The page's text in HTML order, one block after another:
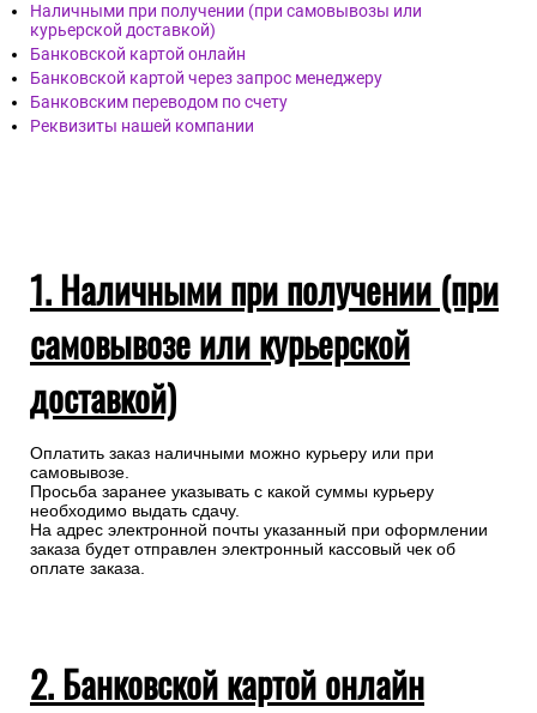
Наличными при получении (при самовывозы или
курьерской доставкой)
Банковской картой онлайн
Банковской картой через запрос менеджеру
Банковским переводом по счету
Реквизиты нашей компании
1. Наличными при получении (при
самовывозе или курьерской
доставкой)
Оплатить заказ наличными можно курьеру или при
самовывозе.
Просьба заранее указывать с какой суммы курьеру
необходимо выдать сдачу.
На адрес электронной почты указанный при оформлении
заказа будет отправлен электронный кассовый чек об
оплате заказа.
2. Банковской картой онлайн